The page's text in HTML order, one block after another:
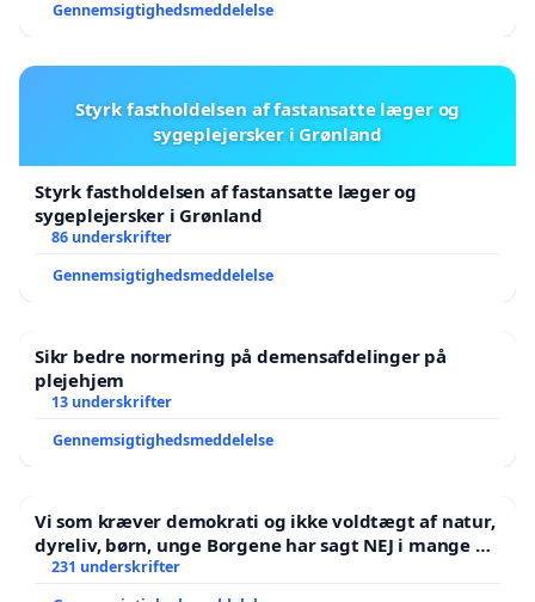
Gennemsigtighedsmeddelelse
Styrk fastholdelsen af fastansatte læger og
sygeplejersker i Grønland
Styrk fastholdelsen af fastansatte læger og
sygeplejersker i Grønland
86 underskrifter
Gennemsigtighedsmeddelelse
Sikr bedre normering på demensafdelinger på
plejehjem
13 underskrifter
Gennemsigtighedsmeddelelse
Vi som kræver demokrati og ikke voldtægt af natur,
dyreliv, børn, unge Borgene har sagt NEJ i mange år.
Der er
231 underskrifter